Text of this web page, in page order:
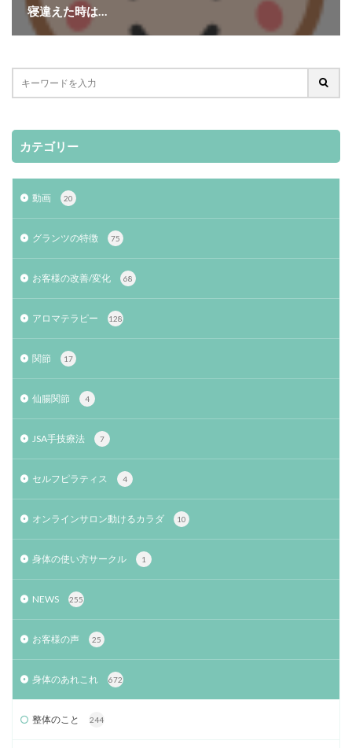
寝違えた時は…
カテゴリー
動画 20
グランツの特徴 75
お客様の改善/変化 68
アロマテラピー 128
関節 17
仙腸関節 4
JSA手技療法 7
セルフピラティス 4
オンラインサロン動けるカラダ 10
身体の使い方サークル 1
NEWS 255
お客様の声 25
身体のあれこれ 672
整体のこと 244